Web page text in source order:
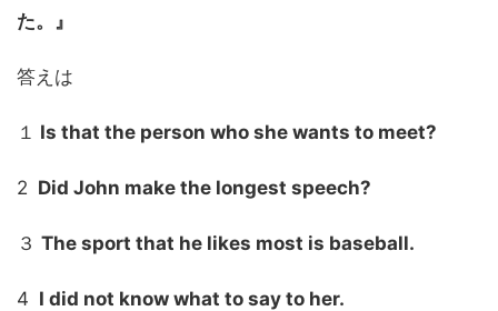
た。』
答えは
１ Is that the person who she wants to meet?
2 Did John make the longest speech?
３ The sport that he likes most is baseball.
4 I did not know what to say to her.